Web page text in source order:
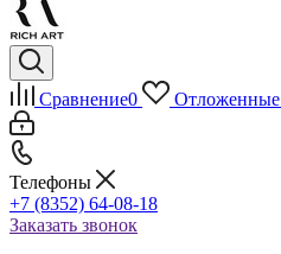
Сравнение0 Отложенные
Телефоны
+7 (8352) 64-08-18
Заказать звонок